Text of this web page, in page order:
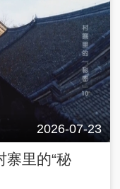
2026-07-23
寨里的“秘